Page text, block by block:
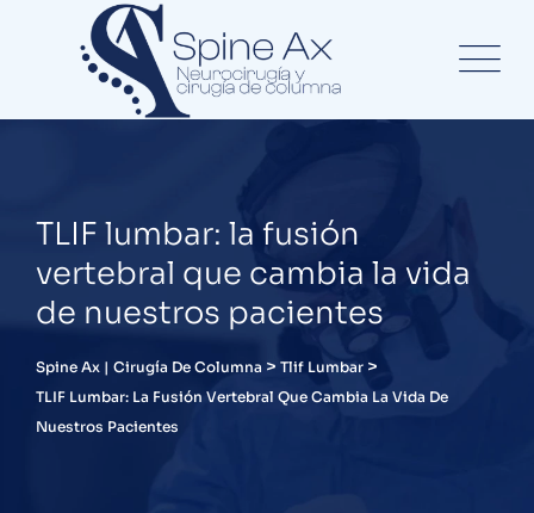
TLIF lumbar: la fusión
vertebral que cambia la vida
de nuestros pacientes
Spine Ax | Cirugía De Columna > Tlif Lumbar >
TLIF Lumbar: La Fusión Vertebral Que Cambia La Vida De
Nuestros Pacientes